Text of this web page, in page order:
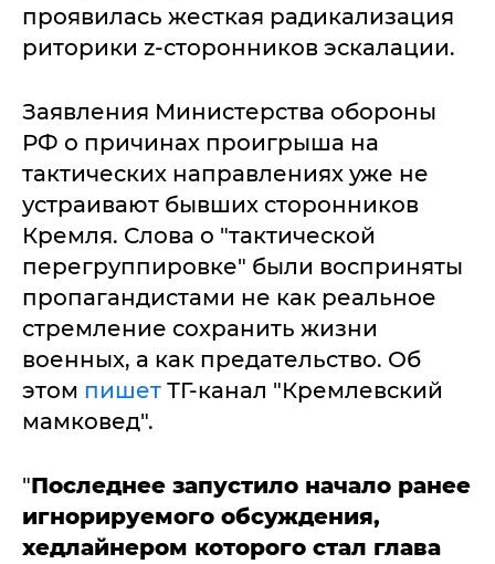
проявилась жесткая радикализация
риторики z-сторонников эскалации.
Заявления Министерства обороны
РФ о причинах проигрыша на
тактических направлениях уже не
устраивают бывших сторонников
Кремля. Слова о "тактической
перегруппировке" были восприняты
пропагандистами не как реальное
стремление сохранить жизни
военных, а как предательство. Об
этом пишет ТГ-канал "Кремлевский
мамковед".
"Последнее запустило начало ранее
игнорируемого обсуждения,
хедлайнером которого стал глава